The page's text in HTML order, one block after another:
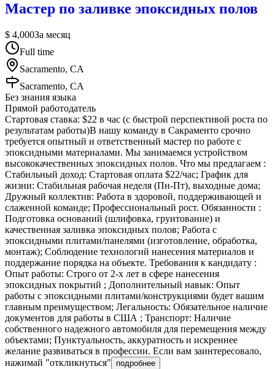
Мастер по заливке эпоксидных полов
$ 4,000За месяц
Full time
Sacramento, CA
Sacramento, CA
Без знания языка
Прямой работодатель
Стартовая ставка: $22 в час (с быстрой перспективой роста по
результатам работы)В нашу команду в Сакраменто срочно
требуется опытный и ответственный мастер по работе с
эпоксидными материалами. Мы занимаемся устройством
высококачественных эпоксидных полов. Что мы предлагаем :
Стабильный доход: Стартовая оплата $22/час; График для
жизни: Стабильная рабочая неделя (Пн-Пт), выходные дома;
Дружный коллектив: Работа в здоровой, поддерживающей и
слаженной команде; Профессиональный рост. Обязанности :
Подготовка оснований (шлифовка, грунтование) и
качественная заливка эпоксидных полов; Работа с
эпоксидными плитами/панелями (изготовление, обработка,
монтаж); Соблюдение технологий нанесения материалов и
поддержание порядка на объекте. Требования к кандидату :
Опыт работы: Строго от 2-х лет в сфере нанесения
эпоксидных покрытий ; Дополнительный навык: Опыт
работы с эпоксидными плитами/конструкциями будет вашим
главным преимуществом; Легальность: Обязательное наличие
документов для работы в США ; Транспорт: Наличие
собственного надежного автомобиля для перемещения между
объектами; Пунктуальность, аккуратность и искреннее
желание развиваться в профессии. Если вам заинтересовало,
нажимай "откликнуться"
подробнее